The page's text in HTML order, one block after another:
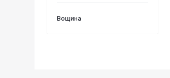
Вощина